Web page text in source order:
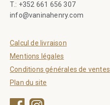
T.: +352 661 656 307
info@vaninahenry.com
Calcul de livraison
Mentions légales
Conditions générales de ventes
Plan du site